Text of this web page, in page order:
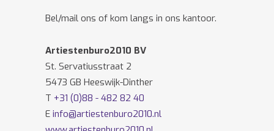
Bel/mail ons of kom langs in ons kantoor.
Artiestenburo2010 BV
St. Servatiusstraat 2
5473 GB Heeswijk-Dinther
T +31 (0)88 - 482 82 40
E info@artiestenburo2010.nl